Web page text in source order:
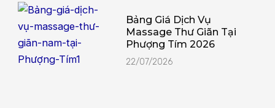
Bảng Giá Dịch Vụ
Massage Thư Giãn Tại
Phượng Tím 2026
22/07/2026